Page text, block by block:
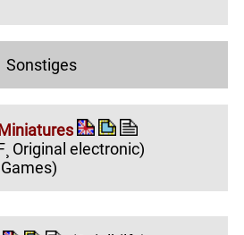
Sonstiges
Original electronic)